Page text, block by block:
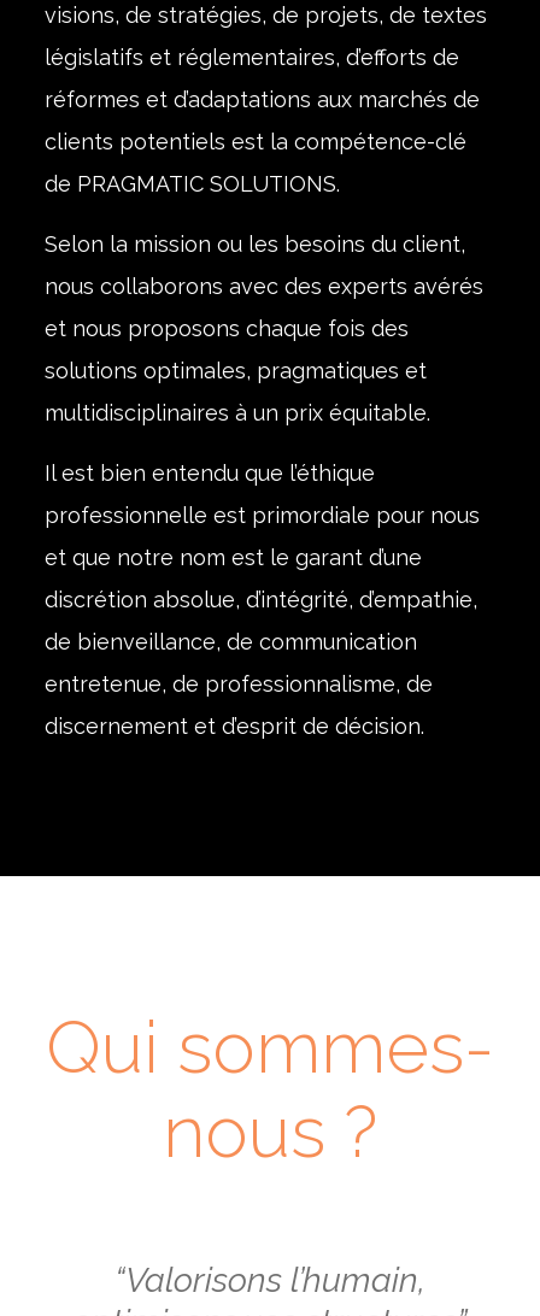
visions, de stratégies, de projets, de textes
législatifs et réglementaires, d’efforts de
réformes et d’adaptations aux marchés de
clients potentiels est la compétence-clé
de PRAGMATIC SOLUTIONS.
Selon la mission ou les besoins du client,
nous collaborons avec des experts avérés
et nous proposons chaque fois des
solutions optimales, pragmatiques et
multidisciplinaires à un prix équitable.
Il est bien entendu que l’éthique
professionnelle est primordiale pour nous
et que notre nom est le garant d’une
discrétion absolue, d’intégrité, d’empathie,
de bienveillance, de communication
entretenue, de professionnalisme, de
discernement et d’esprit de décision.
Qui sommes-
nous ?
“Valorisons l’humain,